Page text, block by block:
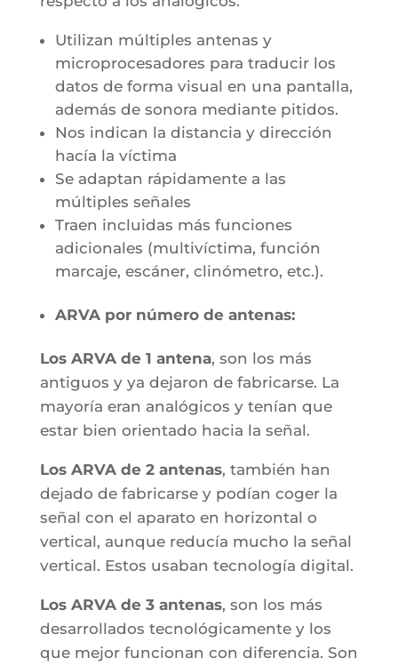
Utilizan múltiples antenas y
microprocesadores para traducir los
datos de forma visual en una pantalla,
además de sonora mediante pitidos.
Nos indican la distancia y dirección
hacía la víctima
Se adaptan rápidamente a las
múltiples señales
Traen incluidas más funciones
adicionales (multivíctima, función
marcaje, escáner, clinómetro, etc.).
ARVA por número de antenas:
Los ARVA de 1 antena, son los más
antiguos y ya dejaron de fabricarse. La
mayoría eran analógicos y tenían que
estar bien orientado hacia la señal.
Los ARVA de 2 antenas, también han
dejado de fabricarse y podían coger la
señal con el aparato en horizontal o
vertical, aunque reducía mucho la señal
vertical. Estos usaban tecnología digital.
Los ARVA de 3 antenas, son los más
desarrollados tecnológicamente y los
que mejor funcionan con diferencia. Son